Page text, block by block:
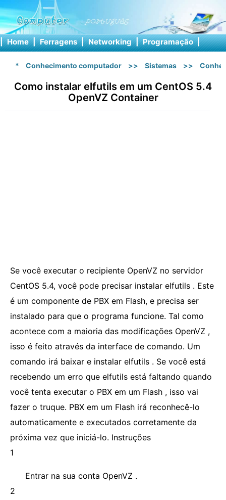
| Home | Ferragens | Networking | Programação |
* Conhecimento computador >> Sistemas >>
Como instalar elfutils em um CentOS 5.4
OpenVZ Container
Se você executar o recipiente OpenVZ no servidor
CentOS 5.4, você pode precisar instalar elfutils . Este
é um componente de PBX em Flash, e precisa ser
instalado para que o programa funcione. Tal como
acontece com a maioria das modificações OpenVZ ,
isso é feito através da interface de comando. Um
comando irá baixar e instalar elfutils . Se você está
recebendo um erro que elfutils está faltando quando
você tenta executar o PBX em um Flash , isso vai
fazer o truque. PBX em um Flash irá reconhecê-lo
automaticamente e executados corretamente da
próxima vez que iniciá-lo. Instruções
1
Entrar na sua conta OpenVZ .
2